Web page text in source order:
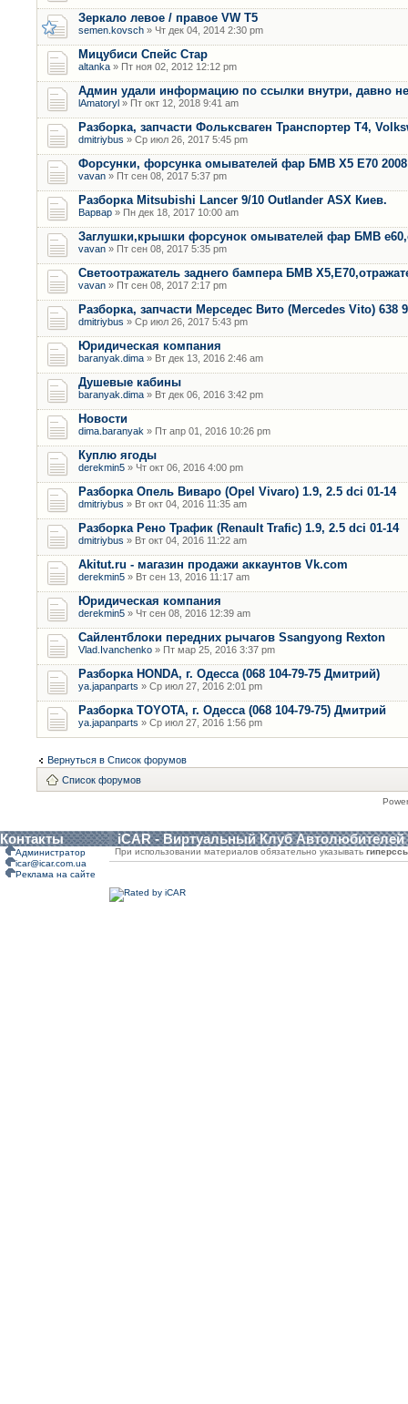
Зеркало левое / правое VW T5
semen.kovsch » Чт дек 04, 2014 2:30 pm
Мицубиси Спейс Стар
altanka » Пт ноя 02, 2012 12:12 pm
Админ удали информацию по ссылки внутри, давно не
lAmatoryl » Пт окт 12, 2018 9:41 am
Разборка, запчасти Фольксваген Транспортер Т4,
dmitriybus » Ср июл 26, 2017 5:45 pm
Форсунки, форсунка омывателей фар БМВ Х5 Е70 2008
vavan » Пт сен 08, 2017 5:37 pm
Разборка Mitsubishi Lancer 9/10 Outlander ASX Киев.
Варвар » Пн дек 18, 2017 10:00 am
Заглушки,крышки форсунок омывателей фар БМВ
vavan » Пт сен 08, 2017 5:35 pm
Светоотражатель заднего бампера БМВ
vavan » Пт сен 08, 2017 2:17 pm
Разборка, запчасти Мерседес Вито (Mercedes Vito) 638
dmitriybus » Ср июл 26, 2017 5:43 pm
Юридическая компания
baranyak.dima » Вт дек 13, 2016 2:46 am
Душевые кабины
baranyak.dima » Вт дек 06, 2016 3:42 pm
Новости
dima.baranyak » Пт апр 01, 2016 10:26 pm
Куплю ягоды
derekmin5 » Чт окт 06, 2016 4:00 pm
Разборка Опель Виваро (Opel Vivaro) 1.9, 2.5 dci 01-14
dmitriybus » Вт окт 04, 2016 11:35 am
Разборка Рено Трафик (Renault Trafic) 1.9, 2.5 dci 01-14
dmitriybus » Вт окт 04, 2016 11:22 am
Akitut.ru - магазин продажи аккаунтов Vk.com
derekmin5 » Вт сен 13, 2016 11:17 am
Юридическая компания
derekmin5 » Чт сен 08, 2016 12:39 am
Сайлентблоки передних рычагов Ssangyong Rexton
Vlad.Ivanchenko » Пт мар 25, 2016 3:37 pm
Разборка HONDA, г. Одесса (068 104-79-75 Дмитрий)
ya.japanparts » Ср июл 27, 2016 2:01 pm
Разборка TOYOTA, г. Одесса (068 104-79-75) Дмитрий
ya.japanparts » Ср июл 27, 2016 1:56 pm
Вернуться в Список форумов
Список форумов
Контакты iCAR - Виртуальный Клуб Автолюбителей
Администратор
icar@icar.com.ua
Реклама на сайте
При использовании материалов обязательно указывать